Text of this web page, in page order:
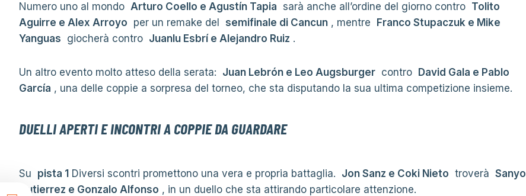
Numero uno al mondo Arturo Coello e Agustín Tapia sarà anche all’ordine del giorno contro Tolito
Aguirre e Alex Arroyo per un remake del semifinale di Cancun , mentre
Franco Stupaczuk e Mike
Yanguas giocherà contro Juanlu Esbrí e Alejandro Ruiz .
Un altro evento molto atteso della serata: Juan Lebrón e Leo Augsburger contro
David Gala e Pablo
García , una delle coppie a sorpresa del torneo, che sta disputando la sua ultima competizione insieme.
DUELLI APERTI E INCONTRI A COPPIE DA GUARDARE
Su pista 1 Diversi scontri promettono una vera e propria battaglia. Jon Sanz e Coki Nieto troverà Sanyo
Gutierrez e Gonzalo Alfonso , in un duello che sta attirando particolare attenzione.